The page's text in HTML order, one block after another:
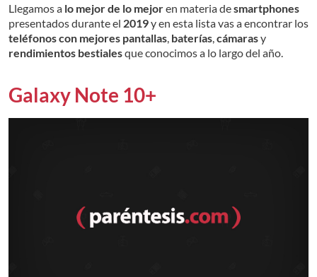
Llegamos a lo mejor de lo mejoren materia desmartphones
presentados durante el 2019y en esta lista vas a encontrar los
teléfonos con mejores pantallas baterías cámarasy
rendimientos bestialesque conocimos a lo largo del año.
Galaxy Note 10+